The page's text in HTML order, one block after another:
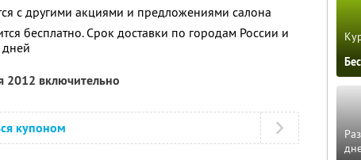
с другими акциями и предложениями салона
бесплатно. Срок доставки по городам России и
2012 включительно
купоном